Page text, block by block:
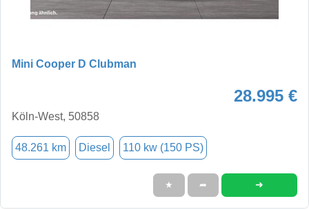
Mini Cooper D Clubman
28.995 €
Köln-West, 50858
48.261 km Diesel 110 kw (150 PS)
★ ➦ ➜